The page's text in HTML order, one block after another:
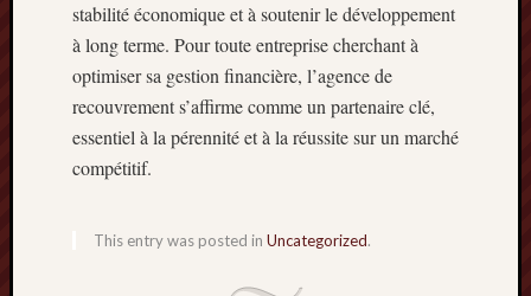
stabilité économique et à soutenir le développement
à long terme. Pour toute entreprise cherchant à
optimiser sa gestion financière, l’agence de
recouvrement s’affirme comme un partenaire clé,
essentiel à la pérennité et à la réussite sur un marché
compétitif.
This entry was posted in Uncategorized.